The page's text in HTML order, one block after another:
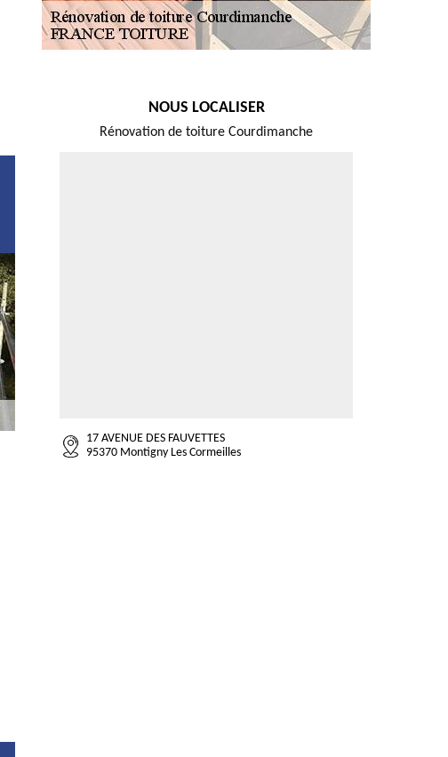
NOUS LOCALISER
Rénovation de toiture Courdimanche
17 AVENUE DES FAUVETTES
95370 Montigny Les Cormeilles